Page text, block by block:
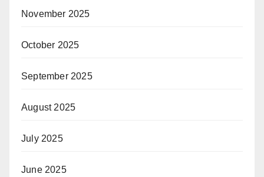
November 2025
October 2025
September 2025
August 2025
July 2025
June 2025